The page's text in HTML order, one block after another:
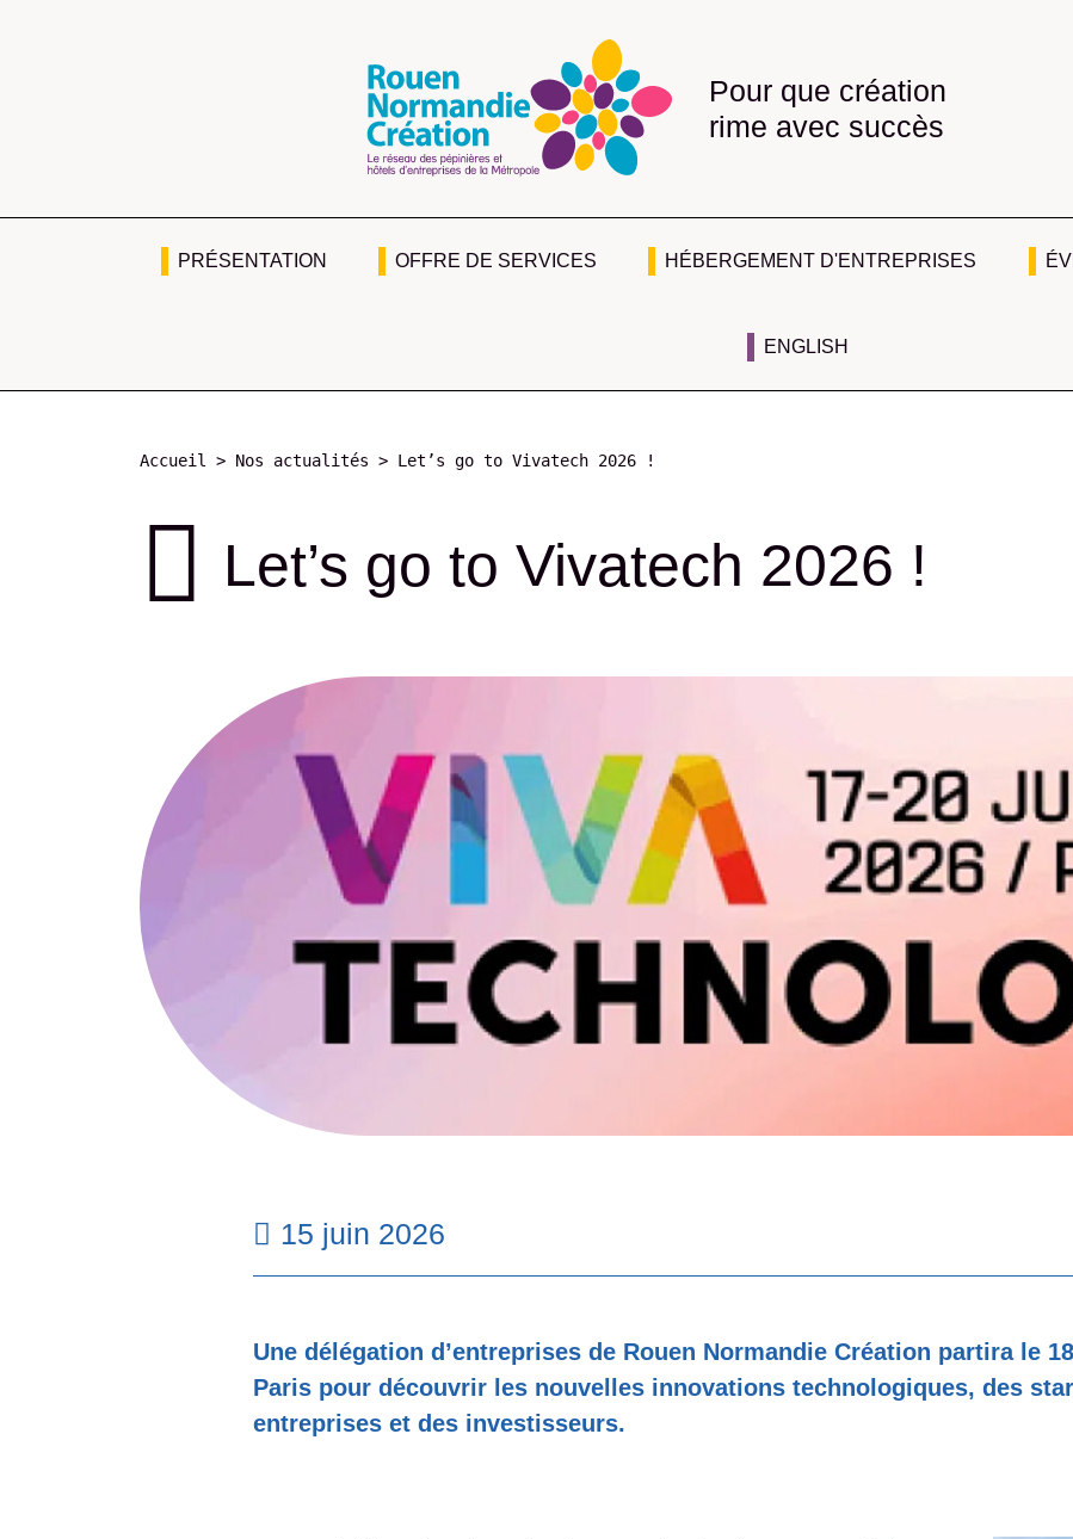
Pour que création
rime avec succès
principale
PRÉSENTATION OFFRE DE SERVICES HÉBERGEMENT D'ENTREPRISES
ENGLISH
Fil
d'Ariane
Accueil Nos actualités Let’s go to Vivatech 2026 !
Let’s go to Vivatech 2026 !
15 juin 2026
Une délégation d’entreprises de Rouen Normandie Création partira le
Paris pour découvrir les nouvelles innovations technologiques, des
entreprises et des investisseurs.